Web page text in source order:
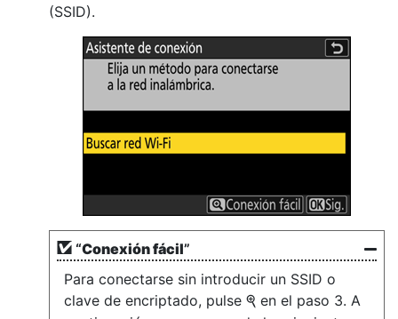
(SSID).
“Conexión fácil”
Para conectarse sin introducir un SSID o
clave de encriptado, pulse X en el paso 3. A